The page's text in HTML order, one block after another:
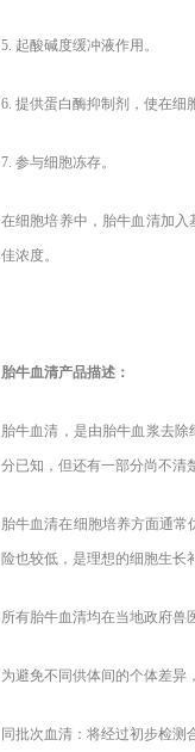
5. 起酸碱度缓冲液作用。
6. 提供蛋白酶抑制剂，使在细
7. 参与细胞冻存。
在细胞培养中，胎牛血清加入
佳浓度。
胎牛血清产品描述：
胎牛血清，是由胎牛血浆去
分已知，但还有一部分尚不清
胎牛血清在细胞培养方面通常
险也较低，是理想的细胞生长
所有胎牛血清均在当地政府兽
为避免不同供体间的个体差异
同批次血清：将经过初步检